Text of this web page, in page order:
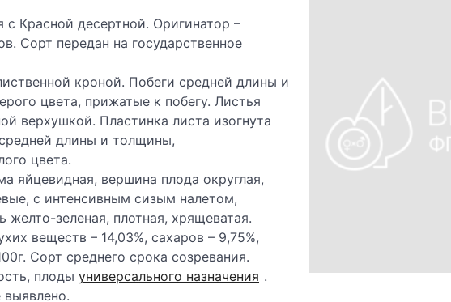
Красной десертной. Оригинатор –
Сорт передан на государственное
кроной. Побеги средней длины и
цвета, прижатые к побегу. Листья
верхушкой. Пластинка листа изогнута
длины и толщины,
цвета.
яйцевидная, вершина плода округлая,
с интенсивным сизым налетом,
зеленая, плотная, хрящеватая.
веществ – 14,03%, сахаров – 9,75%,
Сорт среднего срока созревания.
плоды универсального назначения .
выявлено.